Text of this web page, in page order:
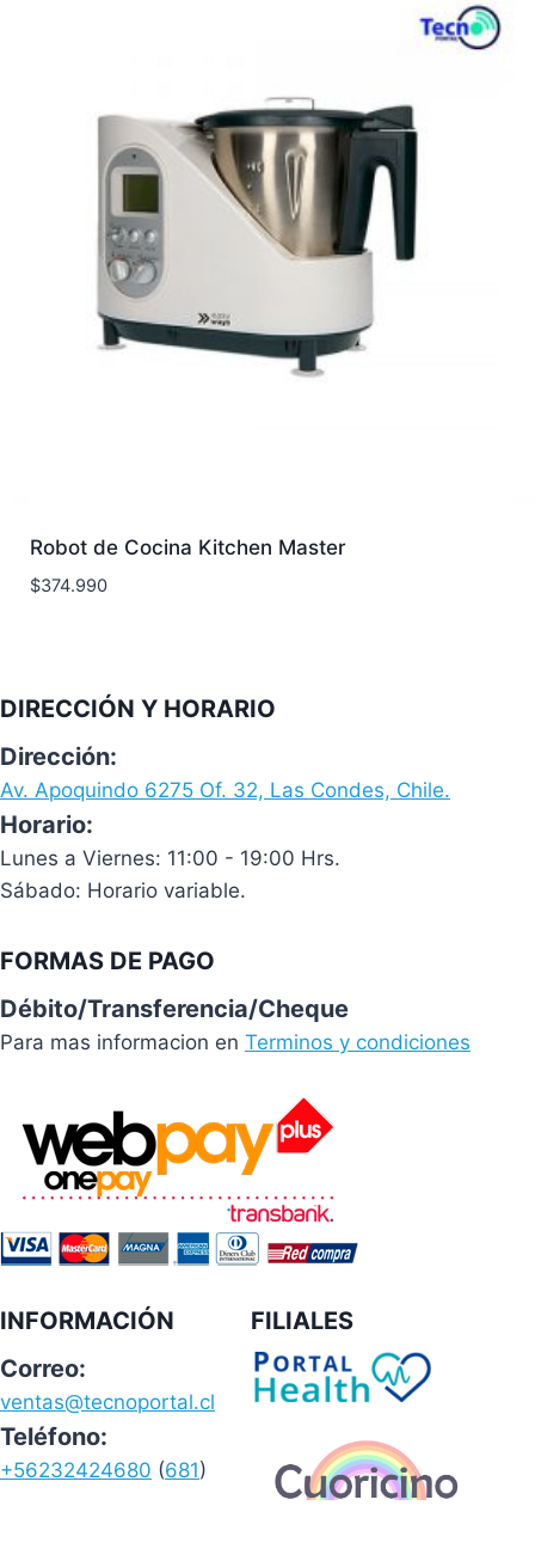
Robot de Cocina Kitchen Master
$374.990
DIRECCIÓN Y HORARIO
Dirección:
Av. Apoquindo 6275 Of. 32, Las Condes, Chile.
Horario:
Lunes a Viernes: 11:00 - 19:00 Hrs.
Sábado: Horario variable.
FORMAS DE PAGO
Débito/Transferencia/Cheque
Para mas informacion en Terminos y condiciones
INFORMACIÓN
Correo:
ventas@tecnoportal.cl
Teléfono:
+56232424680 (681)
FILIALES